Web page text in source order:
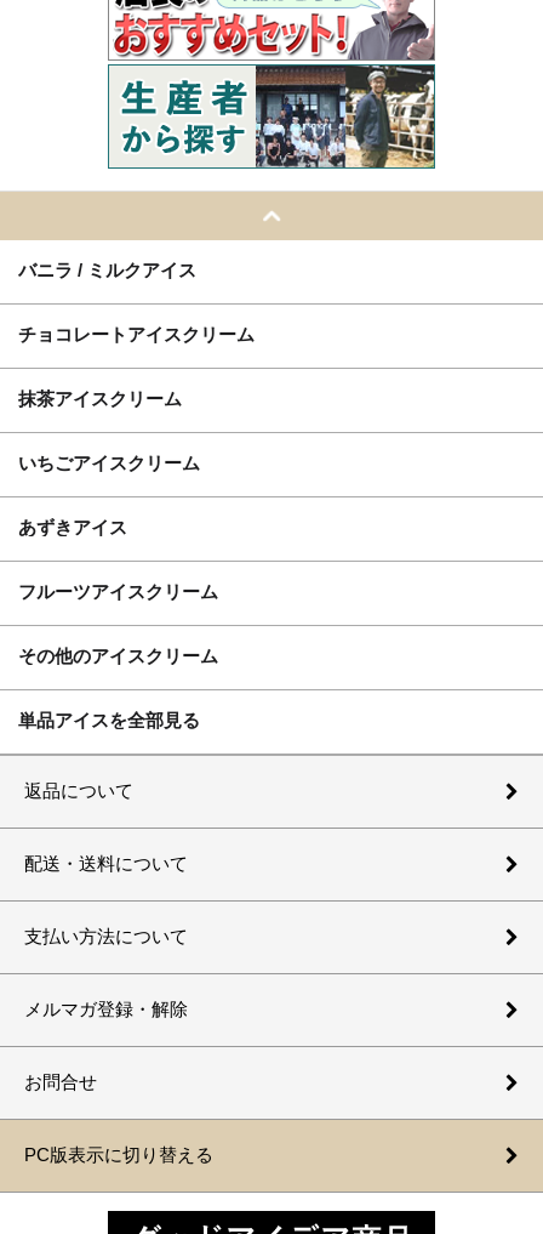
バニラ / ミルクアイス
チョコレートアイスクリーム
抹茶アイスクリーム
いちごアイスクリーム
あずきアイス
フルーツアイスクリーム
その他のアイスクリーム
単品アイスを全部見る
返品について
配送・送料について
支払い方法について
メルマガ登録・解除
お問合せ
PC版表示に切り替える